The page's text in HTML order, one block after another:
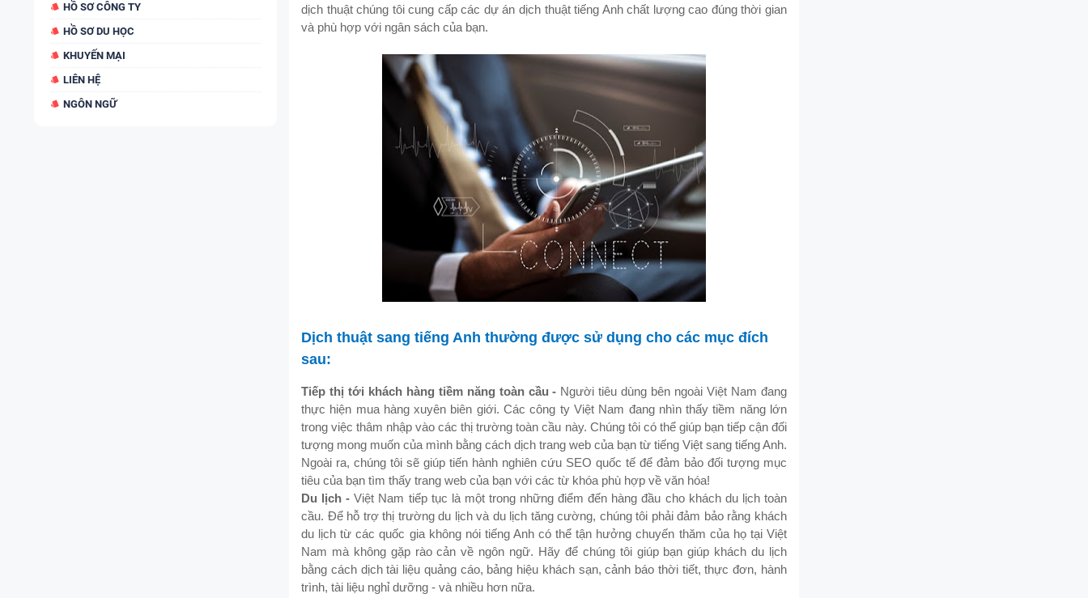
HỒ SƠ CÔNG TY
HỒ SƠ DU HỌC
KHUYẾN MẠI
LIÊN HỆ
NGÔN NGỮ
dịch thuật chúng tôi cung cấp các dự án dịch thuật tiếng Anh chất lượng cao đúng thời gian
và phù hợp với ngân sách của bạn.
Dịch thuật sang tiếng Anh thường được sử dụng cho các mục đích
sau:
Tiếp thị tới khách hàng tiềm năng toàn cầu - Người tiêu dùng bên ngoài Việt Nam đang
thực hiện mua hàng xuyên biên giới. Các công ty Việt Nam đang nhìn thấy tiềm năng lớn
trong việc thâm nhập vào các thị trường toàn cầu này. Chúng tôi có thể giúp bạn tiếp cận đối
tượng mong muốn của mình bằng cách dịch trang web của bạn từ tiếng Việt sang tiếng Anh.
Ngoài ra, chúng tôi sẽ giúp tiến hành nghiên cứu SEO quốc tế để đảm bảo đối tượng mục
tiêu của bạn tìm thấy trang web của bạn với các từ khóa phù hợp về văn hóa!
Du lịch -Việt Nam tiếp tục là một trong những điểm đến hàng đầu cho khách du lịch toàn
cầu. Để hỗ trợ thị trường du lịch và du lịch tăng cường, chúng tôi phải đảm bảo rằng khách
du lịch từ các quốc gia không nói tiếng Anh có thể tận hưởng chuyến thăm của họ tại Việt
Nam mà không gặp rào cản về ngôn ngữ. Hãy để chúng tôi giúp bạn giúp khách du lịch
bằng cách dịch tài liệu quảng cáo, bảng hiệu khách sạn, cảnh báo thời tiết, thực đơn, hành
trình, tài liệu nghỉ dưỡng - và nhiều hơn nữa.